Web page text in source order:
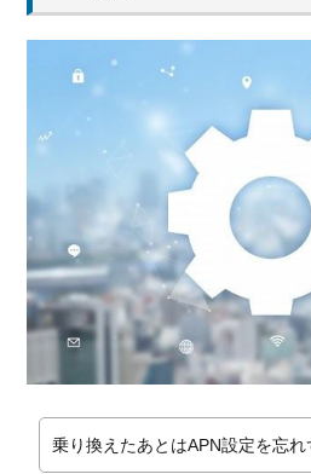
乗り換えたあとはAPN設定を忘れ